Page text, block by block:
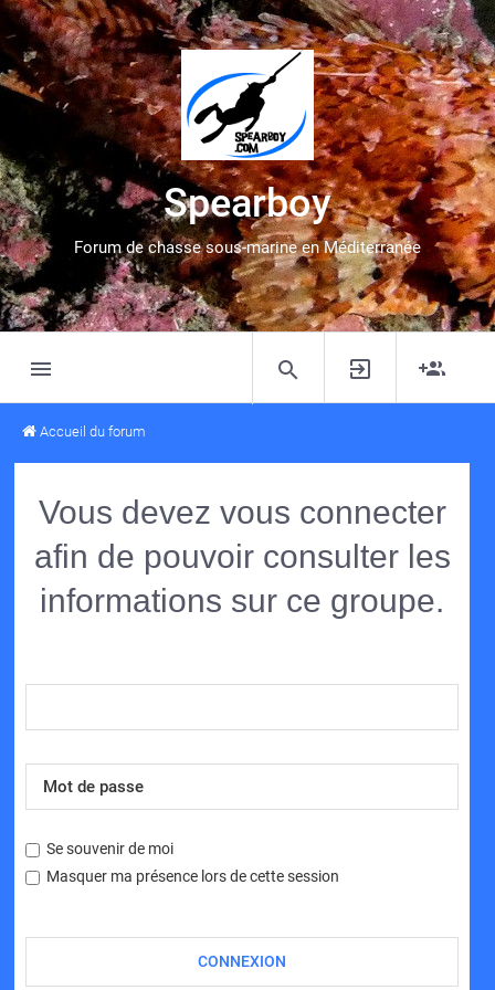
Spearboy
Forum de chasse sous-marine en Méditerranée
Accueil du forum
Vous devez vous connecter
afin de pouvoir consulter les
informations sur ce groupe.
Se souvenir de moi
Masquer ma présence lors de cette session